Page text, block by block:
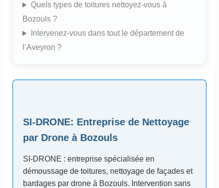
Quels types de toitures nettoyez-vous à
Bozouls ?
Intervenez-vous dans tout le département de
l’Aveyron ?
SI-DRONE: Entreprise de Nettoyage
par Drone à Bozouls
SI-DRONE : entreprise spécialisée en
démoussage de toitures, nettoyage de façades et
bardages par drone à Bozouls. Intervention sans